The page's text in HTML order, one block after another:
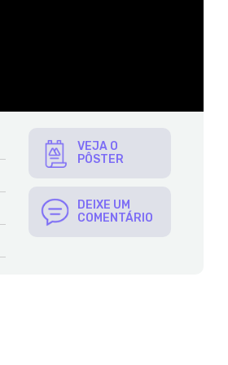
VEJA O
PÔSTER
DEIXE UM
COMENTÁRIO